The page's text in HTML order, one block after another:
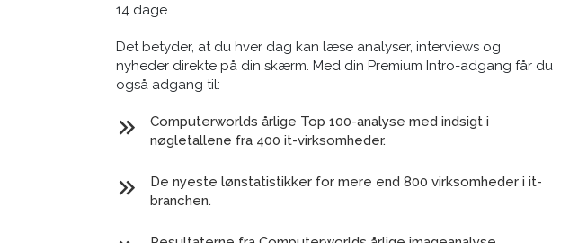
14 dage.
Det betyder, at du hver dag kan læse analyser, interviews og
nyheder direkte på din skærm. Med din Premium Intro-adgang får du
også adgang til:
Computerworlds årlige Top 100-analyse med indsigt i
nøgletallene fra 400 it-virksomheder.
De nyeste lønstatistikker for mere end 800 virksomheder i it-
branchen.